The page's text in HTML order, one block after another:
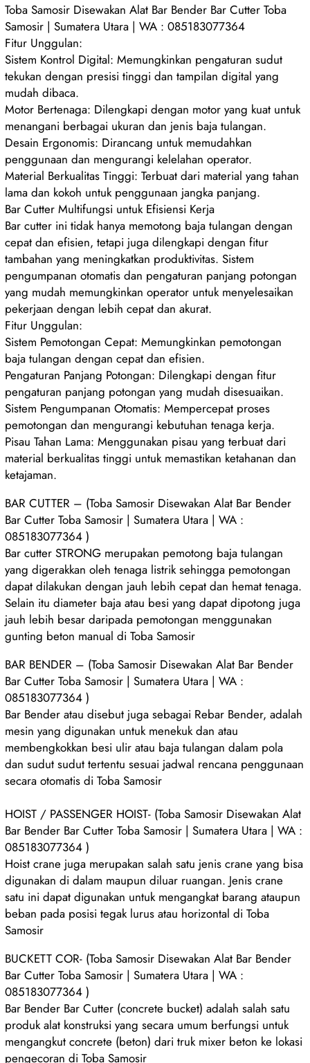
Toba Samosir Disewakan Alat Bar Bender Bar Cutter Toba
Samosir | Sumatera Utara | WA : 085183077364
Fitur Unggulan:
Sistem Kontrol Digital: Memungkinkan pengaturan sudut
tekukan dengan presisi tinggi dan tampilan digital yang
mudah dibaca.
Motor Bertenaga: Dilengkapi dengan motor yang kuat untuk
menangani berbagai ukuran dan jenis baja tulangan.
Desain Ergonomis: Dirancang untuk memudahkan
penggunaan dan mengurangi kelelahan operator.
Material Berkualitas Tinggi: Terbuat dari material yang tahan
lama dan kokoh untuk penggunaan jangka panjang.
Bar Cutter Multifungsi untuk Efisiensi Kerja
Bar cutter ini tidak hanya memotong baja tulangan dengan
cepat dan efisien, tetapi juga dilengkapi dengan fitur
tambahan yang meningkatkan produktivitas. Sistem
pengumpanan otomatis dan pengaturan panjang potongan
yang mudah memungkinkan operator untuk menyelesaikan
pekerjaan dengan lebih cepat dan akurat.
Fitur Unggulan:
Sistem Pemotongan Cepat: Memungkinkan pemotongan
baja tulangan dengan cepat dan efisien.
Pengaturan Panjang Potongan: Dilengkapi dengan fitur
pengaturan panjang potongan yang mudah disesuaikan.
Sistem Pengumpanan Otomatis: Mempercepat proses
pemotongan dan mengurangi kebutuhan tenaga kerja.
Pisau Tahan Lama: Menggunakan pisau yang terbuat dari
material berkualitas tinggi untuk memastikan ketahanan dan
ketajaman.
BAR CUTTER – (Toba Samosir Disewakan Alat Bar Bender
Bar Cutter Toba Samosir | Sumatera Utara | WA :
085183077364 )
Bar cutter STRONG merupakan pemotong baja tulangan
yang digerakkan oleh tenaga listrik sehingga pemotongan
dapat dilakukan dengan jauh lebih cepat dan hemat tenaga.
Selain itu diameter baja atau besi yang dapat dipotong juga
jauh lebih besar daripada pemotongan menggunakan
gunting beton manual di Toba Samosir
BAR BENDER – (Toba Samosir Disewakan Alat Bar Bender
Bar Cutter Toba Samosir | Sumatera Utara | WA :
085183077364 )
Bar Bender atau disebut juga sebagai Rebar Bender, adalah
mesin yang digunakan untuk menekuk dan atau
membengkokkan besi ulir atau baja tulangan dalam pola
dan sudut sudut tertentu sesuai jadwal rencana penggunaan
secara otomatis di Toba Samosir
HOIST / PASSENGER HOIST- (Toba Samosir Disewakan Alat
Bar Bender Bar Cutter Toba Samosir | Sumatera Utara | WA :
085183077364 )
Hoist crane juga merupakan salah satu jenis crane yang bisa
digunakan di dalam maupun diluar ruangan. Jenis crane
satu ini dapat digunakan untuk mengangkat barang ataupun
beban pada posisi tegak lurus atau horizontal di Toba
Samosir
BUCKETT COR- (Toba Samosir Disewakan Alat Bar Bender
Bar Cutter Toba Samosir | Sumatera Utara | WA :
085183077364 )
Bar Bender Bar Cutter (concrete bucket) adalah salah satu
produk alat konstruksi yang secara umum berfungsi untuk
mengangkut concrete (beton) dari truk mixer beton ke lokasi
pengecoran di Toba Samosir